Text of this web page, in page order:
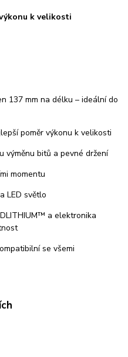
k velikosti
137 mm na délku – ideální do
poměr výkonu k velikosti
výměnu bitů a pevné držení
momentu
LED světlo
a elektronika
se všemi